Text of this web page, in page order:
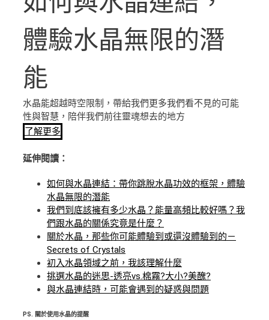
體驗水晶無限的潛
能
水晶能超越時空限制，帶給我們更多我們看不見的可能
性與智慧，陪伴我們前往靈魂想去的地方
了解更多
延伸閱讀：
如何與水晶連結：帶你跳脫水晶功效的框架，體驗
水晶無限的潛能
我們到底該擁有多少水晶？能量高頻比較好嗎？我
們跟水晶的關係究竟是什麼？
關於水晶，那些你可能體驗到或還沒體驗到的－
Secrets of Crystals
初入水晶領域之前，我該理解什麼
挑選水晶的迷思-透亮vs.棉霧?大小?美醜?
與水晶連結時，可能會遇到的疑惑與問題
PS. 關於使用水晶的提醒